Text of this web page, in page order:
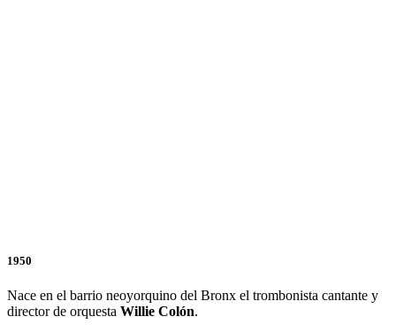
1950
Nace en el barrio neoyorquino del Bronx el trombonista cantante y
director de orquesta Willie Colón.